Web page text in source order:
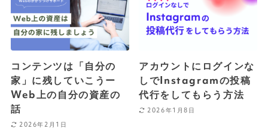
コンテンツは「自分の
家」に残していこうー
Web上の自分の資産の
話
2026年2月1日
アカウントにログインな
しでInstagramの投稿
代行をしてもらう方法
2026年1月8日